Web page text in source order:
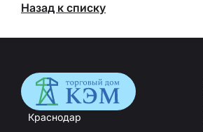
Назад к списку
Краснодар